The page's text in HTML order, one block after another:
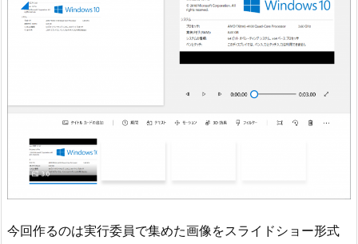
今回作るのは実行委員で集めた画像をスライドショー形式